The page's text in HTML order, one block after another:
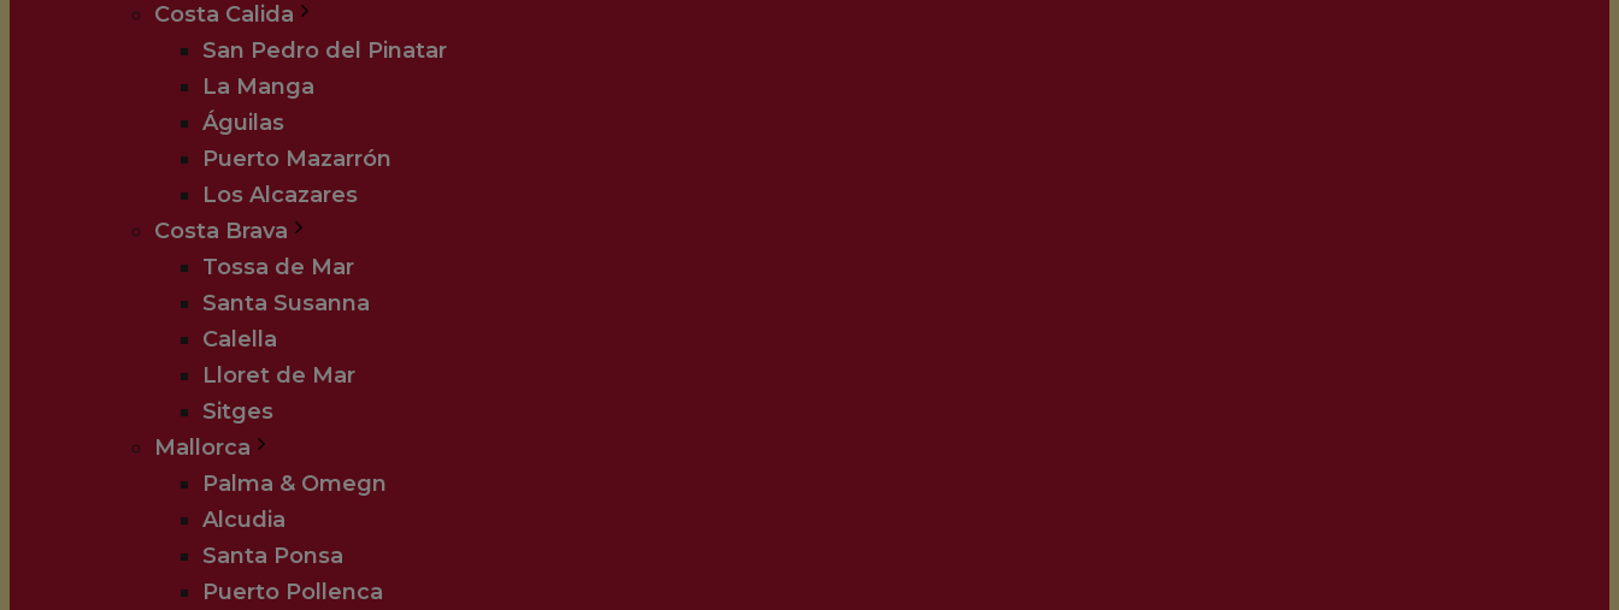
Costa Calida
San Pedro del Pinatar
La Manga
Águilas
Puerto Mazarrón
Los Alcazares
Costa Brava
Tossa de Mar
Santa Susanna
Calella
Lloret de Mar
Sitges
Mallorca
Palma & Omegn
Alcudia
Santa Ponsa
Puerto Pollenca